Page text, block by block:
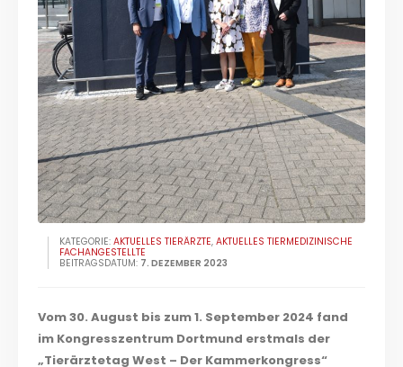
KATEGORIE: AKTUELLES TIERÄRZTE, AKTUELLES TIERMEDIZINISCHE
FACHANGESTELLTE
BEITRAGSDATUM: 7. DEZEMBER 2023
Vom 30. August bis zum 1. September 2024 fand
im Kongresszentrum Dortmund erstmals der
„Tierärztetag West – Der Kammerkongress“